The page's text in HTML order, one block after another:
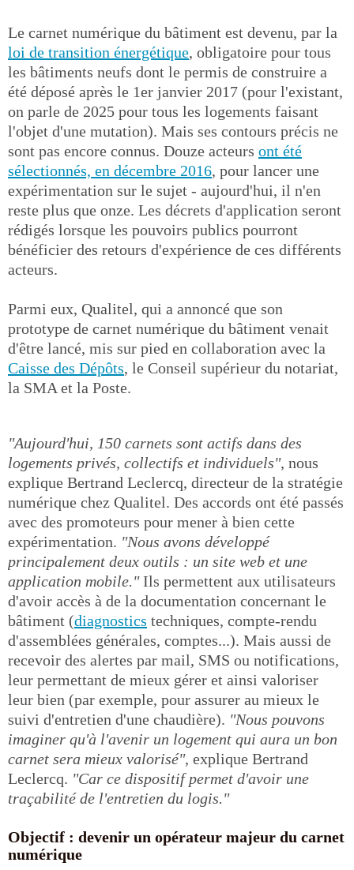
Le carnet numérique du bâtiment est devenu, par la
loi de transition énergétique, obligatoire pour tous
les bâtiments neufs dont le permis de construire a
été déposé après le 1er janvier 2017 (pour l'existant,
on parle de 2025 pour tous les logements faisant
l'objet d'une mutation). Mais ses contours précis ne
sont pas encore connus. Douze acteurs ont été
sélectionnés, en décembre 2016, pour lancer une
expérimentation sur le sujet - aujourd'hui, il n'en
reste plus que onze. Les décrets d'application seront
rédigés lorsque les pouvoirs publics pourront
bénéficier des retours d'expérience de ces différents
acteurs.
Parmi eux, Qualitel, qui a annoncé que son
prototype de carnet numérique du bâtiment venait
d'être lancé, mis sur pied en collaboration avec la
Caisse des Dépôts, le Conseil supérieur du notariat,
la SMA et la Poste.
"Aujourd'hui, 150 carnets sont actifs dans des
logements privés, collectifs et individuels", nous
explique Bertrand Leclercq, directeur de la stratégie
numérique chez Qualitel. Des accords ont été passés
avec des promoteurs pour mener à bien cette
expérimentation. "Nous avons développé
principalement deux outils : un site web et une
application mobile."Ils permettent aux utilisateurs
d'avoir accès à de la documentation concernant le
bâtiment (diagnostics techniques, compte-rendu
d'assemblées générales, comptes...). Mais aussi de
recevoir des alertes par mail, SMS ou notifications,
leur permettant de mieux gérer et ainsi valoriser
leur bien (par exemple, pour assurer au mieux le
suivi d'entretien d'une chaudière). "Nous pouvons
imaginer qu'à l'avenir un logement qui aura un bon
carnet sera mieux valorisé", explique Bertrand
Leclercq. "Car ce dispositif permet d'avoir une
traçabilité de l'entretien du logis."
Objectif : devenir un opérateur majeur du carnet
numérique